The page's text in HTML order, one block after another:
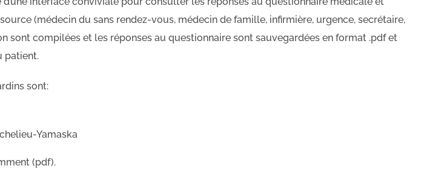
(médecin du sans rendez-vous, médecin de famille, infirmière, urgence, secrétaire,
sont compilées et les réponses au questionnaire sont sauvegardées en format .pdf et
patient.
sont:
Yamaska
(pdf).